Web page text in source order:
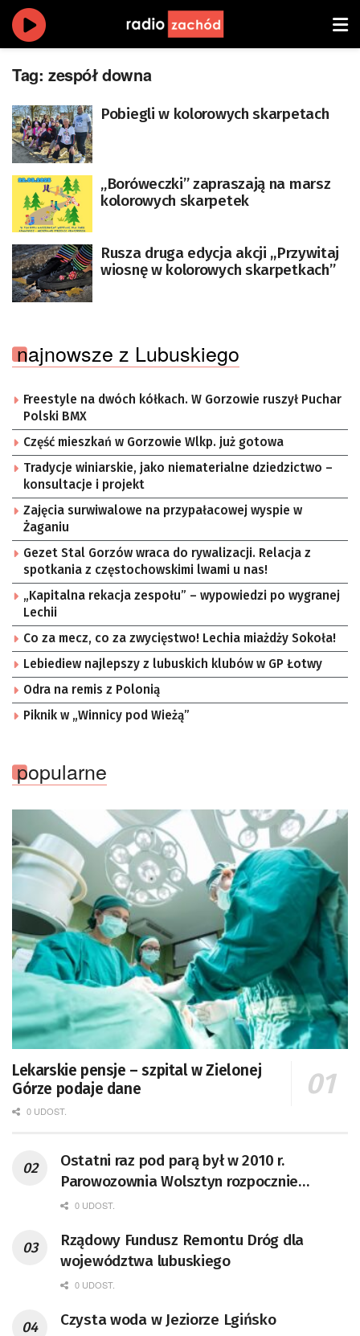
Tag: zespół downa
Pobiegli w kolorowych skarpetach
„Boróweczki” zapraszają na marsz
kolorowych skarpetek
Rusza druga edycja akcji ,,Przywitaj
wiosnę w kolorowych skarpetkach”
najnowsze z Lubuskiego
Freestyle na dwóch kółkach. W Gorzowie ruszył Puchar
Polski BMX
Część mieszkań w Gorzowie Wlkp. już gotowa
Tradycje winiarskie, jako niematerialne dziedzictwo –
konsultacje i projekt
Zajęcia surwiwalowe na przypałacowej wyspie w
Żaganiu
Gezet Stal Gorzów wraca do rywalizacji. Relacja z
spotkania z częstochowskimi lwami u nas!
„Kapitalna rekacja zespołu” – wypowiedzi po wygranej
Lechii
Co za mecz, co za zwycięstwo! Lechia miażdży Sokoła!
Lebiediew najlepszy z lubuskich klubów w GP Łotwy
Odra na remis z Polonią
Piknik w „Winnicy pod Wieżą”
popularne
Lekarskie pensje – szpital w Zielonej
Górze podaje dane
0 UDOST.
Ostatni raz pod parą był w 2010 r.
Parowozownia Wolsztyn rozpocznie
remont unikatowego Tr5-65
0 UDOST.
Rządowy Fundusz Remontu Dróg dla
województwa lubuskiego
0 UDOST.
Czysta woda w Jeziorze Lgińsko